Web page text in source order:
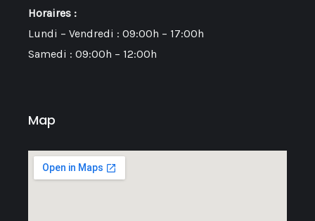
Horaires :
Lundi – Vendredi : 09:00h – 17:00h
Samedi : 09:00h – 12:00h
Map